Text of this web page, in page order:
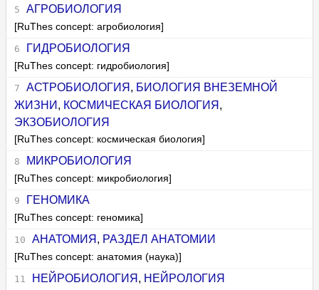
АГРОБИОЛОГИЯ
[RuThes concept: агробиология]
ГИДРОБИОЛОГИЯ
[RuThes concept: гидробиология]
АСТРОБИОЛОГИЯ , БИОЛОГИЯ ВНЕЗЕМНОЙ
ЖИЗНИ , КОСМИЧЕСКАЯ БИОЛОГИЯ ,
ЭКЗОБИОЛОГИЯ
[RuThes concept: космическая биология]
МИКРОБИОЛОГИЯ
[RuThes concept: микробиология]
ГЕНОМИКА
[RuThes concept: геномика]
АНАТОМИЯ , РАЗДЕЛ АНАТОМИИ
[RuThes concept: анатомия (наука)]
НЕЙРОБИОЛОГИЯ , НЕЙРОЛОГИЯ